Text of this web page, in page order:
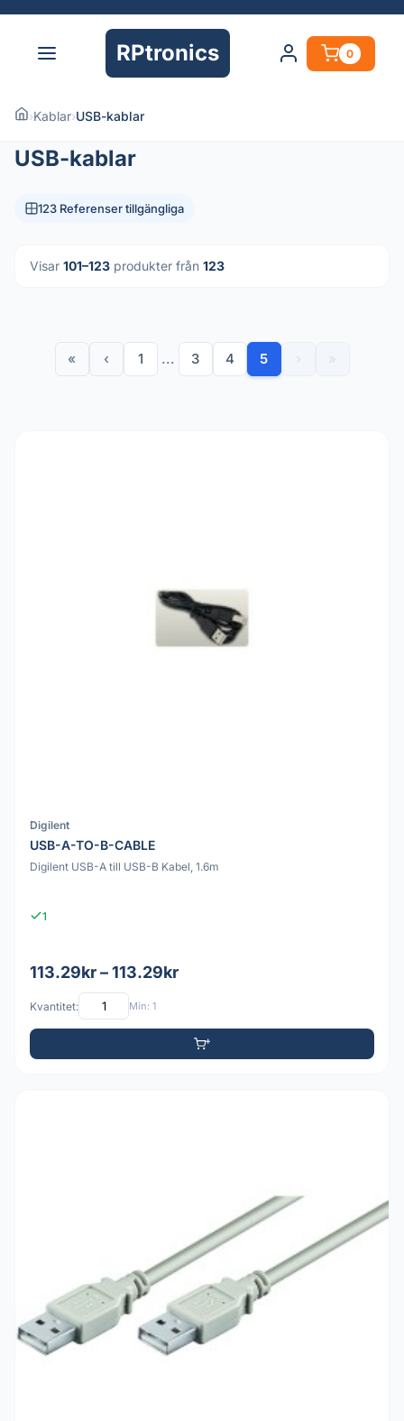
RPtronics 0
›Kablar›USB-kablar
USB-kablar
123 Referenser tillgängliga
Visar 101–123 produkter från 123
« ‹ 1 ... 3 4 5
Digilent
USB-A-TO-B-CABLE
Digilent USB-A till USB-B Kabel, 1.6m
1
113.29kr – 113.29kr
Kvantitet: Min: 1